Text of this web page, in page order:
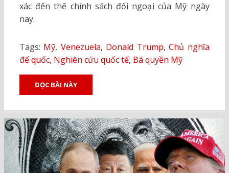
xác đến thế chính sách đối ngoại của Mỹ ngày
nay.
Tags: Mỹ, Venezuela, Donald Trump, Chủ nghĩa
đế quốc, Nghiên cứu quốc tế, Bá quyền Mỹ
ĐỌC BÀI NÀY